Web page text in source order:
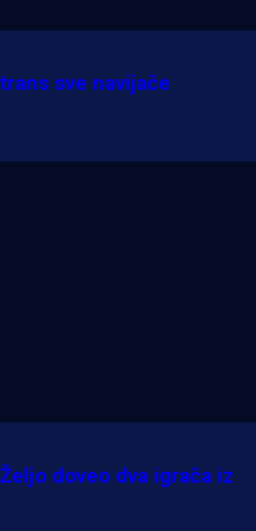
sve navijače
Željo doveo dva igrača iz